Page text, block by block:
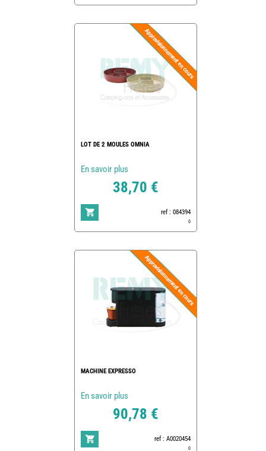
LOT DE 2 MOULES OMNIA
En savoir plus
38,70 €
ref : 084394
0
MACHINE EXPRESSO
En savoir plus
90,78 €
ref : A0020454
0